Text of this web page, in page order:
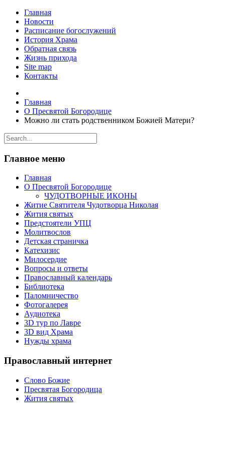
Главная
Новости
Расписание богослужений
История Храма
Обратная связь
Жизнь прихода
Site map
Контакты
Главная
О Пресвятой Богородице
Можно ли стать родственником Божией Матери?
Главное меню
Главная
О Пресвятой Богородице
ЧУДОТВОРНЫЕ ИКОНЫ
Житие Святителя Чудотворца Николая
Жития святых
Предстоятели УПЦ
Молитвослов
Детская страничка
Катехизис
Милосердие
Вопросы и ответы
Православный календарь
Библиотека
Паломничество
Фотогалерея
Аудиотека
3D тур по Лавре
3D вид Храма
Нужды храма
Православный интернет
Слово Божие
Пресвятая Богородица
Жития святых